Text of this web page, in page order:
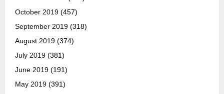
October 2019 (457)
September 2019 (318)
August 2019 (374)
July 2019 (381)
June 2019 (191)
May 2019 (391)